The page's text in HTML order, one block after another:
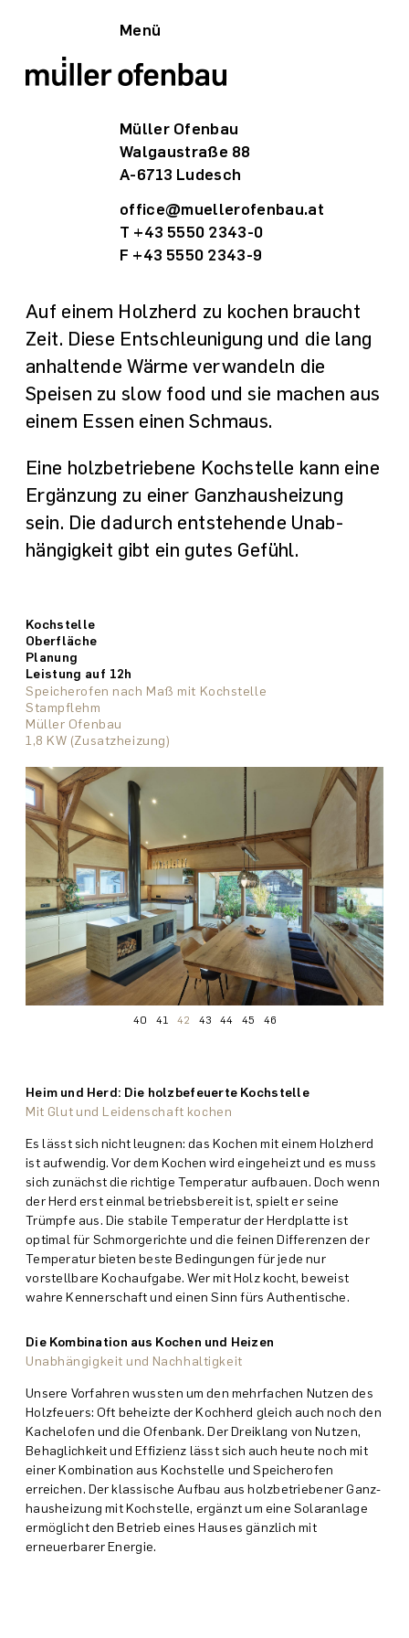
Menü
Müller Ofenbau
Walgaustraße 88
A-6713 Ludesch
office@muellerofenbau.at
T +43 5550 2343-0
F +43 5550 2343-9
Auf einem Holzherd zu kochen braucht
Zeit. Diese Entschleuni­gung und die lang
anhaltende Wärme verwandeln die
Speisen zu slow food und sie machen aus
einem Essen einen Schmaus.
Eine holz­betriebene Koch­stelle kann eine
Ergänzung zu einer Ganzhaus­heizung
sein. Die dadurch entstehende Unab­
hängig­keit gibt ein gutes Gefühl.
Kochstelle
Oberfläche
Planung
Leistung auf 12h
Speicherofen nach Maß Lehmo Maxi mit Kochstelle
Stampflehm und Stahl
Albrecht Bereiter Architekten
4,5 KW (GHH)
Speicherofen nach Maß mit Kochstelle
Stahl
marte.marte Architekten
3,1 KW (GHH)
Speicherofen nach Maß mit Kochstelle
Stampflehm
Müller Ofenbau
1,8 KW (Zusatzheizung)
Speicherofen nach Maß mit Kochstelle
Stampflehm
Müller Ofenbau
4,2 KW (GHH)
Speicherofen nach Maß mit Kochstelle
Kaseinspachtelung
Müller Ofenbau
3,3 KW (Zusatzheizung)
Speicherofen nach Maß mit Kochstelle
Stahl
Breuer Bernhard
5 KW (GHH)
Grilletta
Müller Ofenbau
–
40 41 42 43 44 45 46
Heim und Herd: Die holzbefeuerte Kochstelle
Mit Glut und Leidenschaft kochen
Es lässt sich nicht leugnen: das Kochen mit einem Holz­herd
ist aufwendig. Vor dem Kochen wird eingeheizt und es muss
sich zunächst die richtige Temperatur aufbauen. Doch wenn
der Herd erst einmal betriebs­bereit ist, spielt er seine
Trümpfe aus. Die stabile Temperatur der Herdplatte ist
optimal für Schmor­gerichte und die feinen Differenzen der
Temperatur bieten beste Bedingungen für jede nur
vorstellbare Koch­aufgabe. Wer mit Holz kocht, beweist
wahre Kenner­schaft und einen Sinn fürs Authentische.
Die Kombination aus Kochen und Heizen
Unabhängigkeit und Nachhaltigkeit
Unsere Vorfahren wussten um den mehrfachen Nutzen des
Holz­feuers: Oft beheizte der Koch­herd gleich auch noch den
Kachel­ofen und die Ofen­bank. Der Drei­klang von Nutzen,
Behaglich­keit und Effizienz lässt sich auch heute noch mit
einer Kombination aus Koch­stelle und Speicher­ofen
erreichen. Der klassische Aufbau aus holz­betriebener Ganz­
haus­heizung mit Koch­stelle, ergänzt um eine Solar­anlage
ermöglicht den Betrieb eines Hauses gänzlich mit
erneuerbarer Energie.